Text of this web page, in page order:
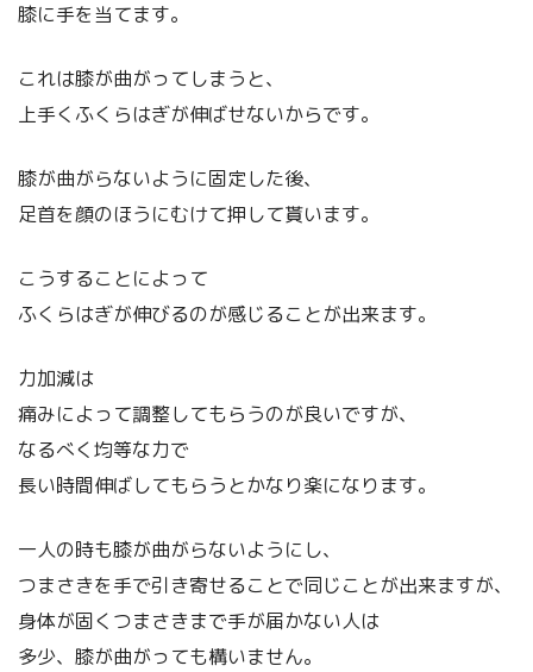
膝に手を当てます。
これは膝が曲がってしまうと、
上手くふくらはぎが伸ばせないからです。
膝が曲がらないように固定した後、
足首を顔のほうにむけて押して貰います。
こうすることによって
ふくらはぎが伸びるのが感じることが出来ます。
力加減は
痛みによって調整してもらうのが良いですが、
なるべく均等な力で
長い時間伸ばしてもらうとかなり楽になります。
一人の時も膝が曲がらないようにし、
つまさきを手で引き寄せることで同じことが出来ますが、
身体が固くつまさきまで手が届かない人は
多少、膝が曲がっても構いません。